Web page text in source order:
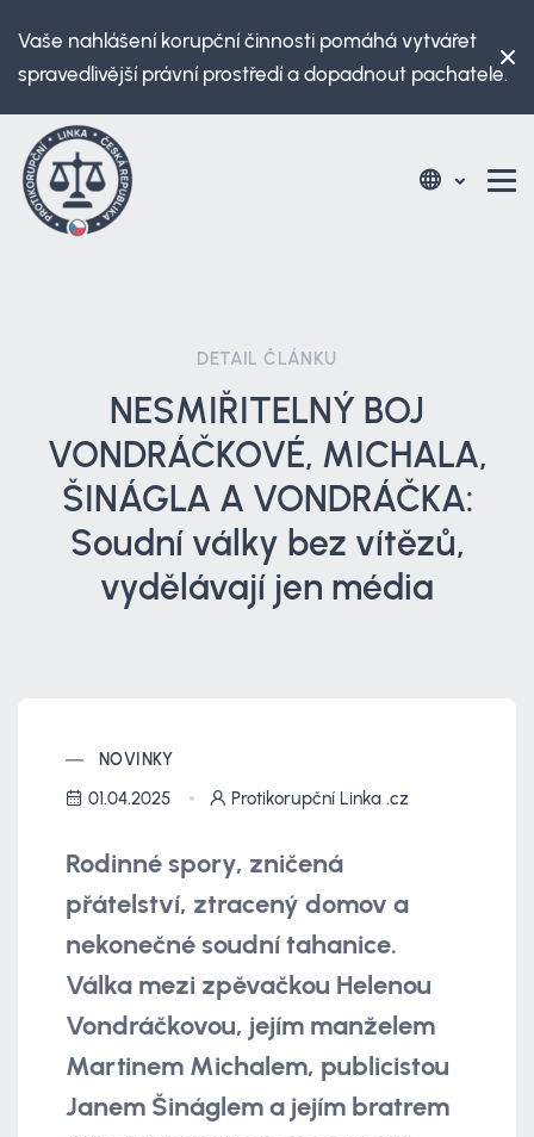
Vaše nahlášení korupční činnosti pomáhá vytvářet
spravedlivější právní prostředí a dopadnout pachatele.
DETAIL ČLÁNKU
NESMIŘITELNÝ BOJ
VONDRÁČKOVÉ, MICHALA,
ŠINÁGLA A VONDRÁČKA:
Soudní války bez vítězů,
vydělávají jen média
NOVINKY
01.04.2025 Protikorupční Linka .cz
Rodinné spory, zničená
přátelství, ztracený domov a
nekonečné soudní tahanice.
Válka mezi zpěvačkou Helenou
Vondráčkovou, jejím manželem
Martinem Michalem, publicistou
Janem Šináglem a jejím bratrem